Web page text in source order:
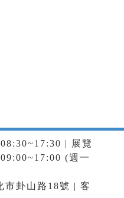
| 展覽
(週一
市卦山路18號 | 客